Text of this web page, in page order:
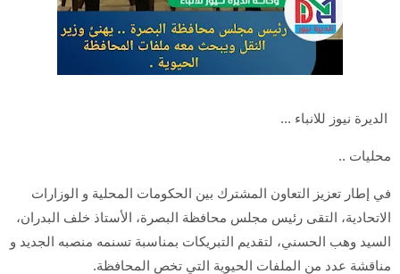
الديرة نيوز للانباء ...
محليات ..
في إطار تعزيز التعاون المشترك بين الحكومات المحلية و الوزارات
الاتحادية، التقى رئيس مجلس محافظة البصرة، الأستاذ خلف البدران،
السيد وهب الحسني، لتقديم التبريكات بمناسبة تسنمه منصبه الجديد و
مناقشة عدد من الملفات الحيوية التي تخص المحافظة.